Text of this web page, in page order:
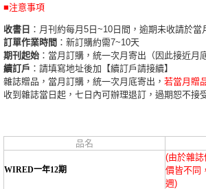
■注意事項
收書日 ：月刊約每月5日~10日間，逾期未收請於
訂單作業時間 ：新訂購約需7~10天
期刊起始 ：當月訂購，統一次月寄出（因此接近
續訂戶 ：請填寫地址後加【續訂戶請接續】
雜誌贈品，當月訂購，統一次月底寄出， 若當月贈
收到雜誌當日起，七日內可辦理退訂，過期恕不接
品名
WIRED一年12期
(由於雜
價皆不同
週)